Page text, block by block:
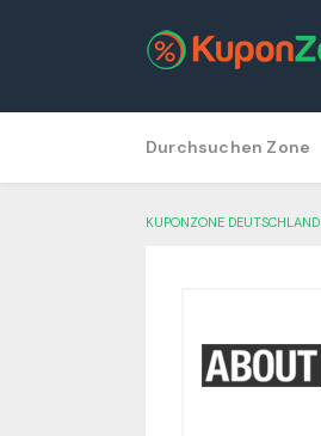
to
content
Durchsuchen Zone
KUPONZONE DEUTSCHLAND